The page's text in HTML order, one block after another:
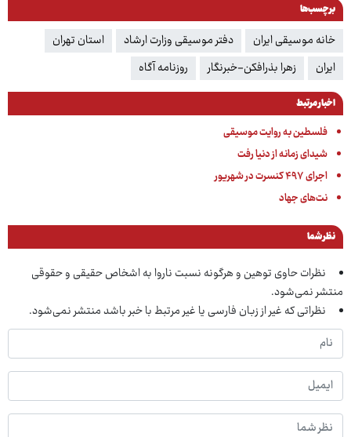
برچسب‌ها
خانه موسیقی ایران دفتر موسیقی وزارت ارشاد
استان تهران
ایران
زهرا بذرافکن-خبرنگار روزنامه آگاه
اخبار مرتبط
فلسطین به روایت موسیقی
شیدای زمانه از دنیا رفت
اجرای ۴۹۷ کنسرت در شهریور
نت‌های جهاد
نظر شما
نظرات حاوی توهین و هرگونه نسبت ناروا به اشخاص حقیقی و حقوقی
منتشر نمی‌شود.
نظراتی که غیر از زبان فارسی یا غیر مرتبط با خبر باشد منتشر نمی‌شود.